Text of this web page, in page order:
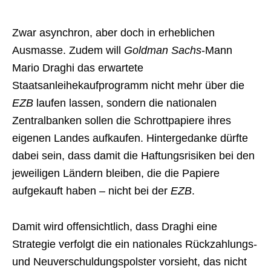
Zwar asynchron, aber doch in erheblichen
Ausmasse. Zudem will Goldman Sachs-Mann
Mario Draghi das erwartete
Staatsanleihekaufprogramm nicht mehr über die
EZB laufen lassen, sondern die nationalen
Zentralbanken sollen die Schrottpapiere ihres
eigenen Landes aufkaufen. Hintergedanke dürfte
dabei sein, dass damit die Haftungsrisiken bei den
jeweiligen Ländern bleiben, die die Papiere
aufgekauft haben – nicht bei der EZB.
Damit wird offensichtlich, dass Draghi eine
Strategie verfolgt die ein nationales Rückzahlungs-
und Neuverschuldungspolster vorsieht, das nicht